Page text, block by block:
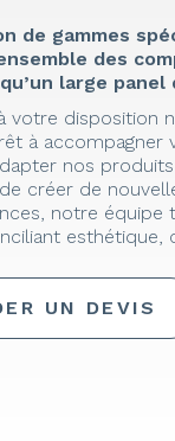
de gammes
des
large panel
votre disposition
à accompagner
nos
créer de
notre équipe
esthétique,
UN DEVIS